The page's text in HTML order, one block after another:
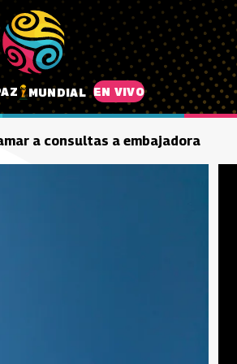
MUNDIAL EN VIVO
a consultas a embajadora